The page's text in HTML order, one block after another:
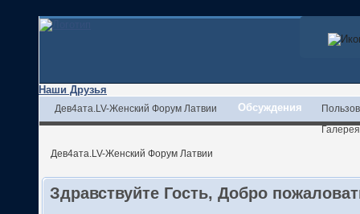
Наши Друзья
Дев4ата.LV-Женский Форум Латвии Обсуждения
Галерея
Дев4ата.LV-Женский Форум Латвии
Здравствуйте Гость, Добро